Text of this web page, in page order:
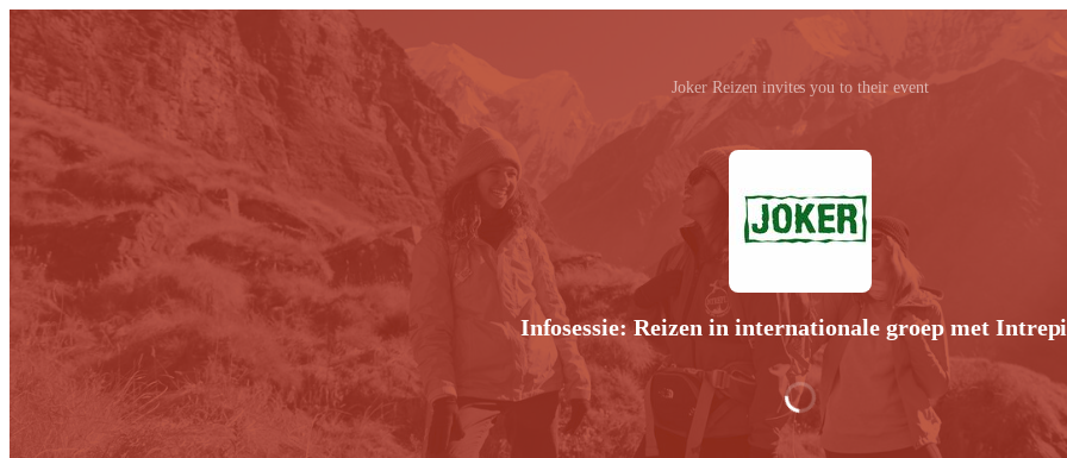
Joker Reizen invites you to their event
Infosessie: Reizen in internationale groep met